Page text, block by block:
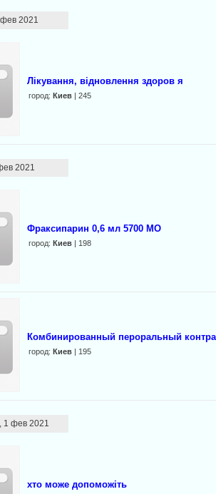
2021
Лікування, відновлення здоров я
город: Киев| 245
2021
Фраксипарин 0,6 мл 5700 МО
город: Киев| 198
Комбинированный пероральный
город: Киев| 195
1 фев 2021
хто може допоможіть